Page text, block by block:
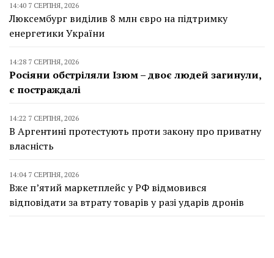
14:40 7 СЕРПНЯ, 2026
Люксембург виділив 8 млн євро на підтримку
енергетики України
14:28 7 СЕРПНЯ, 2026
Росіяни обстріляли Ізюм – двоє людей загинули,
є постраждалі
14:22 7 СЕРПНЯ, 2026
В Аргентині протестують проти закону про приватну
власність
14:04 7 СЕРПНЯ, 2026
Вже п’ятий маркетплейс у РФ відмовився
відповідати за втрату товарів у разі ударів дронів